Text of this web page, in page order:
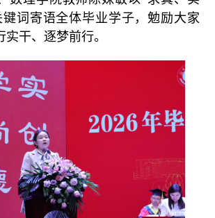
键词寄语全体毕业学子，勉励大家
干、逐梦前行。